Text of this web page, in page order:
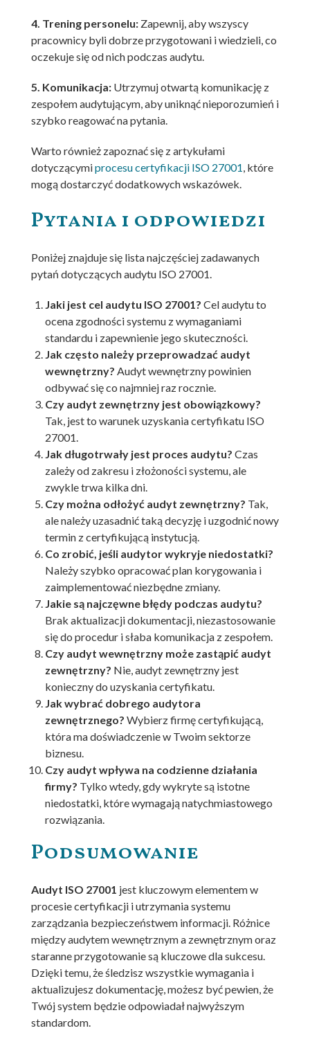
4. Trening personelu: Zapewnij, aby wszyscy
pracownicy byli dobrze przygotowani i wiedzieli, co
oczekuje się od nich podczas audytu.
5. Komunikacja: Utrzymuj otwartą komunikację z
zespołem audytującym, aby uniknąć nieporozumień i
szybko reagować na pytania.
Warto również zapoznać się z artykułami
dotyczącymiprocesu certyfikacji ISO 27001, które
mogą dostarczyć dodatkowych wskazówek.
Pytania i odpowiedzi
Poniżej znajduje się lista najczęściej zadawanych
pytań dotyczących audytu ISO 27001.
Jaki jest cel audytu ISO 27001? Cel audytu to
ocena zgodności systemu z wymaganiami
standardu i zapewnienie jego skuteczności.
Jak często należy przeprowadzać audyt
wewnętrzny? Audyt wewnętrzny powinien
odbywać się co najmniej raz rocznie.
Czy audyt zewnętrzny jest obowiązkowy?
Tak, jest to warunek uzyskania certyfikatu ISO
27001.
Jak długotrwały jest proces audytu? Czas
zależy od zakresu i złożoności systemu, ale
zwykle trwa kilka dni.
Czy można odłożyć audyt zewnętrzny? Tak,
ale należy uzasadnić taką decyzję i uzgodnić nowy
termin z certyfikującą instytucją.
Co zrobić, jeśli audytor wykryje niedostatki?
Należy szybko opracować plan korygowania i
zaimplementować niezbędne zmiany.
Jakie są najczęwne błędy podczas audytu?
Brak aktualizacji dokumentacji, niezastosowanie
się do procedur i słaba komunikacja z zespołem.
Czy audyt wewnętrzny może zastąpić audyt
zewnętrzny? Nie, audyt zewnętrzny jest
konieczny do uzyskania certyfikatu.
Jak wybrać dobrego audytora
zewnętrznego? Wybierz firmę certyfikującą,
która ma doświadczenie w Twoim sektorze
biznesu.
Czy audyt wpływa na codzienne działania
firmy? Tylko wtedy, gdy wykryte są istotne
niedostatki, które wymagają natychmiastowego
rozwiązania.
Podsumowanie
Audyt ISO 27001 jest kluczowym elementem w
procesie certyfikacji i utrzymania systemu
zarządzania bezpieczeństwem informacji. Różnice
między audytem wewnętrznym a zewnętrznym oraz
staranne przygotowanie są kluczowe dla sukcesu.
Dzięki temu, że śledzisz wszystkie wymagania i
aktualizujesz dokumentację, możesz być pewien, że
Twój system będzie odpowiadał najwyższym
standardom.